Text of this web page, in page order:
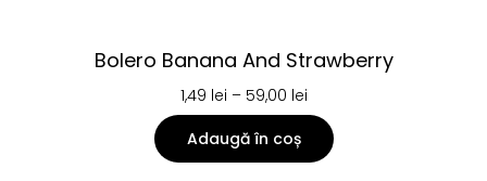
Bolero Banana And Strawberry
1,49 lei – 59,00 lei
Adaugă în coș